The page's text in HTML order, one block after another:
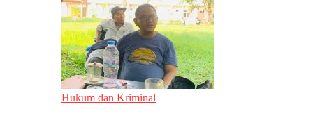
Hukum dan Kriminal